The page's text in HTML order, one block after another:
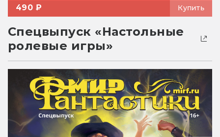
490 ₽ Купить
Спецвыпуск «Настольные
ролевые игры»